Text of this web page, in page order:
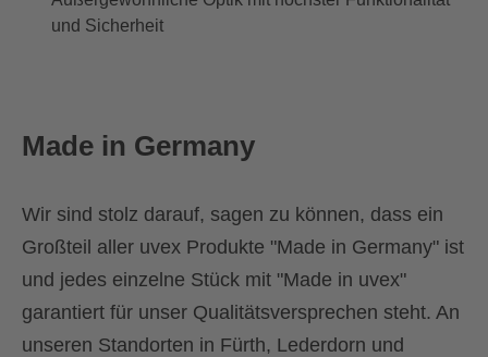
und Sicherheit
Made in Germany
Wir sind stolz darauf, sagen zu können, dass ein
Großteil aller uvex Produkte "Made in Germany" ist
und jedes einzelne Stück mit "Made in uvex"
garantiert für unser Qualitätsversprechen steht. An
unseren Standorten in Fürth, Lederdorn und